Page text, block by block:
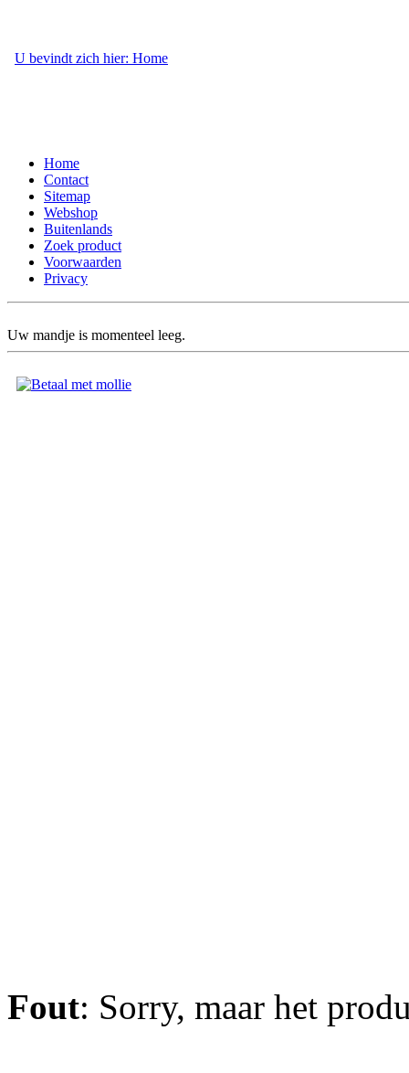
U bevindt zich hier: Home
Home
Contact
Sitemap
Webshop
Buitenlands
Zoek product
Voorwaarden
Privacy
Uw mandje is momenteel leeg.
Fout: Sorry, maar het